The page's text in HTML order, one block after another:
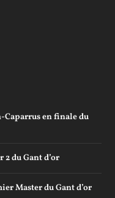
en finale du
2 du Gant d’or
Master du Gant d’or